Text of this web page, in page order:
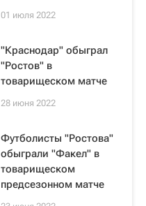
01 июля 2022
"Краснодар" обыграл
"Ростов" в
товарищеском матче
28 июня 2022
Футболисты "Ростова"
обыграли "Факел" в
товарищеском
предсезонном матче